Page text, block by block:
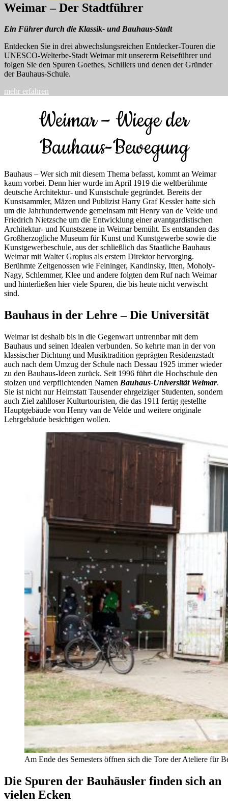
Weimar – Der Stadtführer
Ein Führer durch die Klassik- und Bauhaus-Stadt
Entdecken Sie in drei abwechslungsreichen Entdecker-Touren die
UNESCO-Welterbe-Stadt Weimar mit unsererm Reiseführer und
folgen Sie den Spuren Goethes, Schillers und denen der Gründer
der Bauhaus-Schule.
mehr erfahren
Weimar – Wiege der
Bauhaus-Bewegung
Bauhaus – Wer sich mit diesem Thema befasst, kommt an Weimar
kaum vorbei. Denn hier wurde im April 1919 die weltberühmte
deutsche Architektur- und Kunstschule gegründet. Bereits der
Kunstsammler, Mäzen und Publizist Harry Graf Kessler hatte sich
um die Jahrhundertwende gemeinsam mit Henry van de Velde und
Friedrich Nietzsche um die Entwicklung einer avantgardistischen
Architektur- und Kunstszene in Weimar bemüht. Es entstanden das
Großherzogliche Museum für Kunst und Kunstgewerbe sowie die
Kunstgewerbeschule, aus der schließlich das Staatliche Bauhaus
Weimar mit Walter Gropius als erstem Direktor hervorging.
Berühmte Zeitgenossen wie Feininger, Kandinsky, Itten, Moholy-
Nagy, Schlemmer, Klee und andere folgten dem Ruf nach Weimar
und hinterließen hier viele Spuren, die bis heute nicht verwischt
sind.
Bauhaus in der Lehre – Die Universität
Weimar ist deshalb bis in die Gegenwart untrennbar mit dem
Bauhaus und seinen Idealen verbunden. So kehrte man in der von
klassischer Dichtung und Musiktradition geprägten Residenzstadt
auch nach dem Umzug der Schule nach Dessau 1925 immer wieder
zu den Bauhaus-Ideen zurück. Seit 1996 führt die Hochschule den
stolzen und verpflichtenden Namen Bauhaus-Universität Weimar.
Sie ist nicht nur Heimstatt Tausender ehrgeiziger Studenten, sondern
auch Ziel zahlloser Kulturtouristen, die das 1911 fertig gestellte
Hauptgebäude von Henry van de Velde und weitere originale
Lehrgebäude besichtigen wollen.
Am Ende des Semesters öffnen sich die Tore der Ateliere für
Die Spuren der Bauhäusler finden sich an
vielen Ecken